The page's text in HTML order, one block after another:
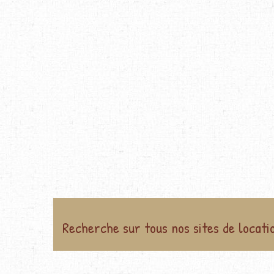
Recherche sur tous nos sites de